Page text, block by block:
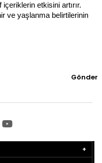
içeriklerin etkisini artırır.
ve yaşlanma belirtilerinin
Gönder